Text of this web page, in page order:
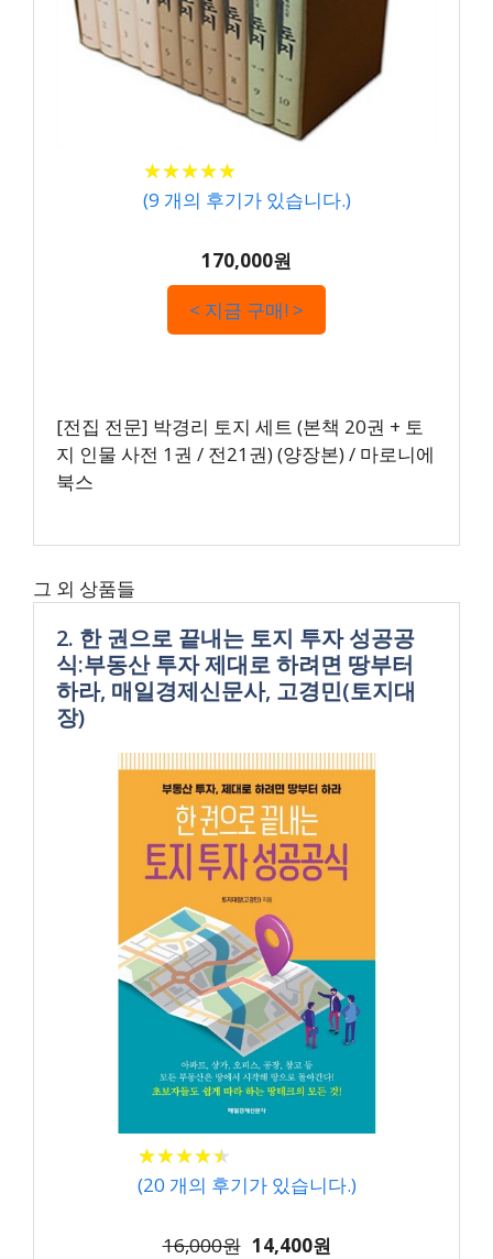
★★★★★
★★★★★
(9 개의 후기가 있습니다.)
170,000원
< 지금 구매! >
[전집 전문] 박경리 토지 세트 (본책 20권 + 토
지 인물 사전 1권 / 전21권) (양장본) / 마로니에
북스
그 외 상품들
2. 한 권으로 끝내는 토지 투자 성공공
식:부동산 투자 제대로 하려면 땅부터
하라, 매일경제신문사, 고경민(토지대
장)
★★★★★
★★★★★
(20 개의 후기가 있습니다.)
16,000원 14,400원